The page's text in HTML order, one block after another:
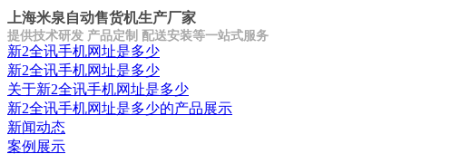
上海米泉自动售货机生产厂家
提供技术研发 产品定制 配送安装等一站式服务
新2全讯手机网址是多少
新2全讯手机网址是多少
关于新2全讯手机网址是多少
新2全讯手机网址是多少的产品展示
新闻动态
案例展示